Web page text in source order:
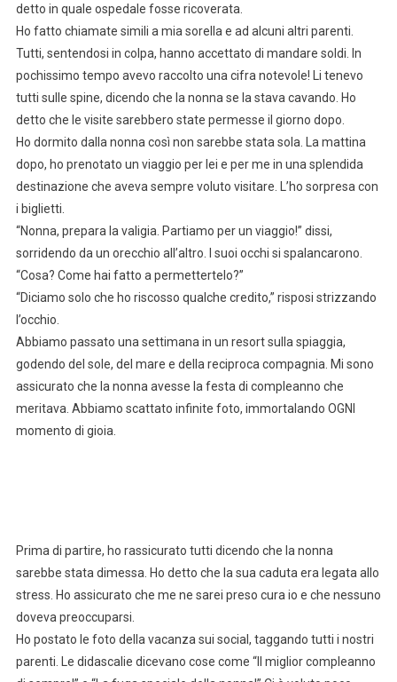
detto in quale ospedale fosse ricoverata.
Ho fatto chiamate simili a mia sorella e ad alcuni altri parenti.
Tutti, sentendosi in colpa, hanno accettato di mandare soldi. In
pochissimo tempo avevo raccolto una cifra notevole! Li tenevo
tutti sulle spine, dicendo che la nonna se la stava cavando. Ho
detto che le visite sarebbero state permesse il giorno dopo.
Ho dormito dalla nonna così non sarebbe stata sola. La mattina
dopo, ho prenotato un viaggio per lei e per me in una splendida
destinazione che aveva sempre voluto visitare. L’ho sorpresa con
i biglietti.
“Nonna, prepara la valigia. Partiamo per un viaggio!” dissi,
sorridendo da un orecchio all’altro. I suoi occhi si spalancarono.
“Cosa? Come hai fatto a permettertelo?”
“Diciamo solo che ho riscosso qualche credito,” risposi strizzando
l’occhio.
Abbiamo passato una settimana in un resort sulla spiaggia,
godendo del sole, del mare e della reciproca compagnia. Mi sono
assicurato che la nonna avesse la festa di compleanno che
meritava. Abbiamo scattato infinite foto, immortalando OGNI
momento di gioia.
Prima di partire, ho rassicurato tutti dicendo che la nonna
sarebbe stata dimessa. Ho detto che la sua caduta era legata allo
stress. Ho assicurato che me ne sarei preso cura io e che nessuno
doveva preoccuparsi.
Ho postato le foto della vacanza sui social, taggando tutti i nostri
parenti. Le didascalie dicevano cose come “Il miglior compleanno